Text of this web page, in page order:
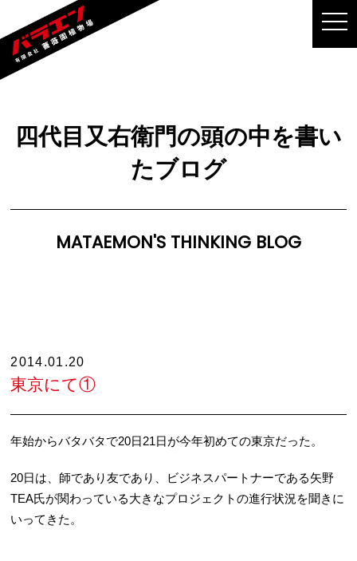
四代目又右衛門の頭の中を書い
たブログ
MATAEMON'S THINKING BLOG
2014.01.20
東京にて①
年始からバタバタで20日21日が今年初めての東京だった。
20日は、師であり友であり、ビジネスパートナーである矢野
TEA氏が関わっている大きなプロジェクトの進行状況を聞きに
いってきた。